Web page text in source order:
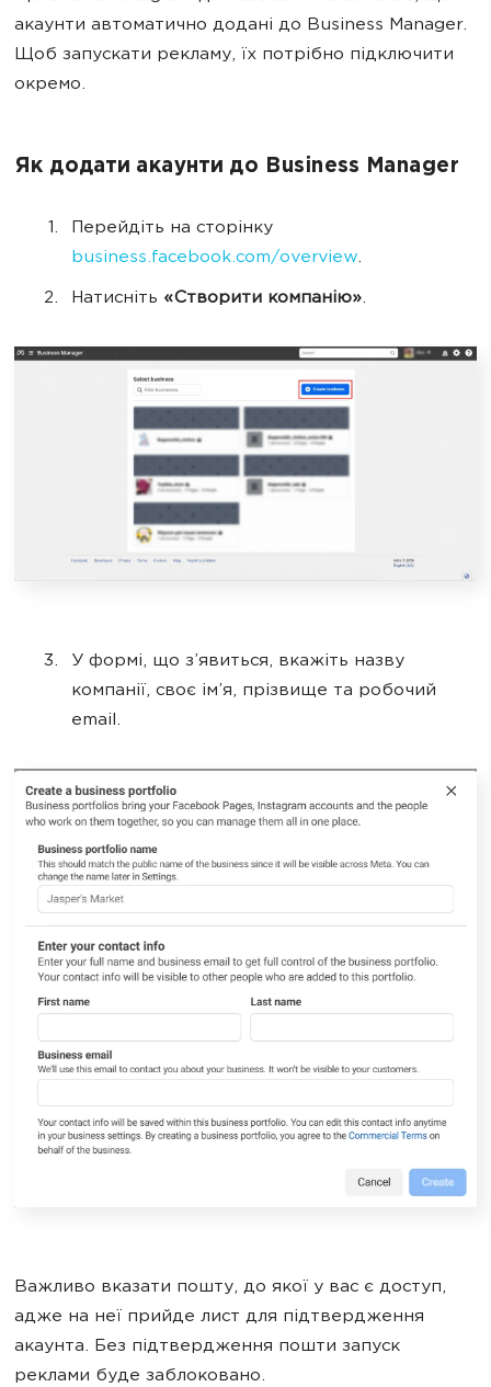
акаунти автоматично додані до Business Manager.
Щоб запускати рекламу, їх потрібно підключити
окремо.
Як додати акаунти до Business Manager
Перейдіть на сторінку
business.facebook.com/overview.
Натисніть «Створити компанію».
У формі, що з’явиться, вкажіть назву
компанії, своє ім’я, прізвище та робочий
email.
Важливо вказати пошту, до якої у вас є доступ,
адже на неї прийде лист для підтвердження
акаунта. Без підтвердження пошти запуск
реклами буде заблоковано.